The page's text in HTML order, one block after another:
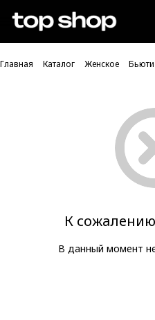
Проверка хлебных крошек
Главная Каталог Женское
К
В данный момент